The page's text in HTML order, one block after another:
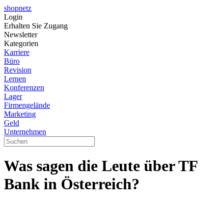
shopnetz
Login
Erhalten Sie Zugang
Newsletter
Kategorien
Karriere
Büro
Revision
Lernen
Konferenzen
Lager
Firmengelände
Marketing
Geld
Unternehmen
Was sagen die Leute über TF
Bank in Österreich?